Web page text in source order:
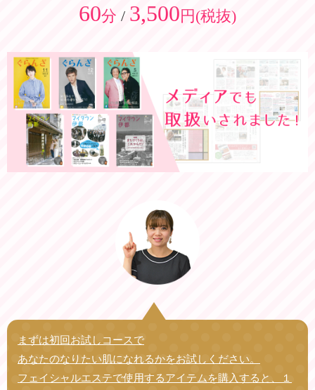
60分 / 3,500円(税抜)
まずは初回お試しコースで
あなたのなりたい肌になれるかをお試しください。
フェイシャルエステで使用するアイテムを購入すると、
１